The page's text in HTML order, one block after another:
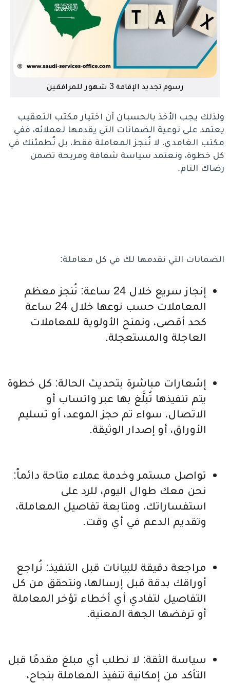
رسوم تجديد الإقامة 3 شهور للمرافقين
ولذلك يجب الأخذ بالحسبان أن اختيار مكتب التعقيب
يعتمد على نوعية الضمانات التي يقدمها لعملائه، ففي
مكتب الغامدي، لا نُنجز المعاملة فقط، بل نُطمئنك في
كل خطوة، ونعتمد سياسة شفافة ومريحة تضمن
رضاك التام.
الضمانات التي نقدمها لك في كل معاملة:
إنجاز سريع خلال 24 ساعة: نُنجز معظم
المعاملات حسب نوعها خلال 24 ساعة
كحد أقصى، ونمنح الأولوية للمعاملات
العاجلة والمستعجلة.
إشعارات مباشرة بتحديث الحالة: كل خطوة
يتم تنفيذها تُبلَّغ بها عبر واتساب أو
الاتصال، سواء تم حجز الموعد، أو تسليم
الأوراق، أو إصدار الوثيقة.
تواصل مستمر وخدمة عملاء متاحة دائماً:
نحن معك طوال اليوم، للرد على
استفساراتك، ومتابعة تفاصيل المعاملة،
وتقديم الدعم في أي وقت.
مراجعة دقيقة للبيانات قبل التنفيذ: نُراجع
أوراقك بدقة قبل إرسالها، ونتحقق من كل
التفاصيل لتفادي أي أخطاء تؤخر المعاملة
أو ترفضها الجهة المعنية.
سياسة الثقة: لا نطلب أي مبلغ مقدمًا قبل
التأكد من إمكانية تنفيذ المعاملة بنجاح،